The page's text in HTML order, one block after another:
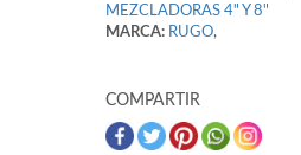
MEZCLADORAS 4" Y 8"
MARCA: RUGO,
COMPARTIR